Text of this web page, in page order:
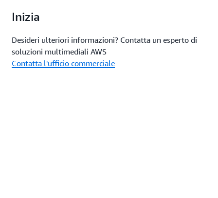
Inizia
Desideri ulteriori informazioni? Contatta un esperto di
soluzioni multimediali AWS
Contatta l'ufficio commerciale